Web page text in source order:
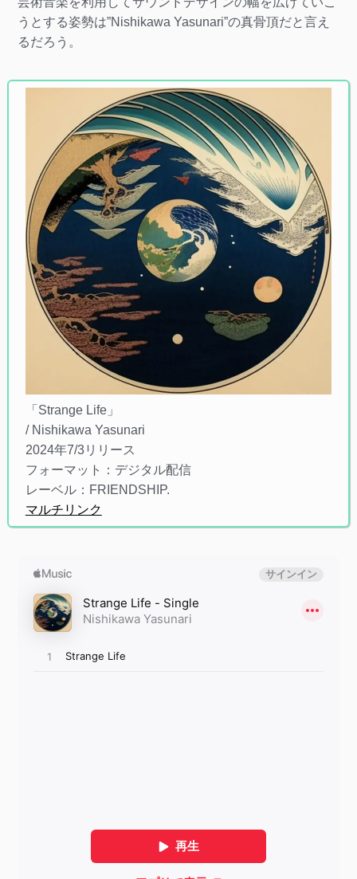
うとする姿勢は”Nishikawa Yasunari”の真骨頂だと言え
るだろう。
「Strange Life」
/ Nishikawa Yasunari
2024年7/3リリース
フォーマット：デジタル配信
レーベル：FRIENDSHIP.
マルチリンク